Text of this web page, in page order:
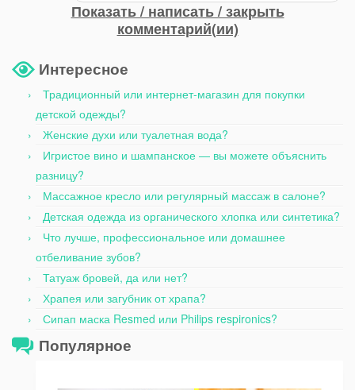
Показать / написать / закрыть
комментарий(ии)
Интересное
Традиционный или интернет-магазин для покупки
детской одежды?
Женские духи или туалетная вода?
Игристое вино и шампанское — вы можете объяснить
разницу?
Массажное кресло или регулярный массаж в салоне?
Детская одежда из органического хлопка или синтетика?
Что лучше, профессиональное или домашнее
отбеливание зубов?
Татуаж бровей, да или нет?
Храпея или загубник от храпа?
Сипап маска Resmed или Philips respironics?
Популярное